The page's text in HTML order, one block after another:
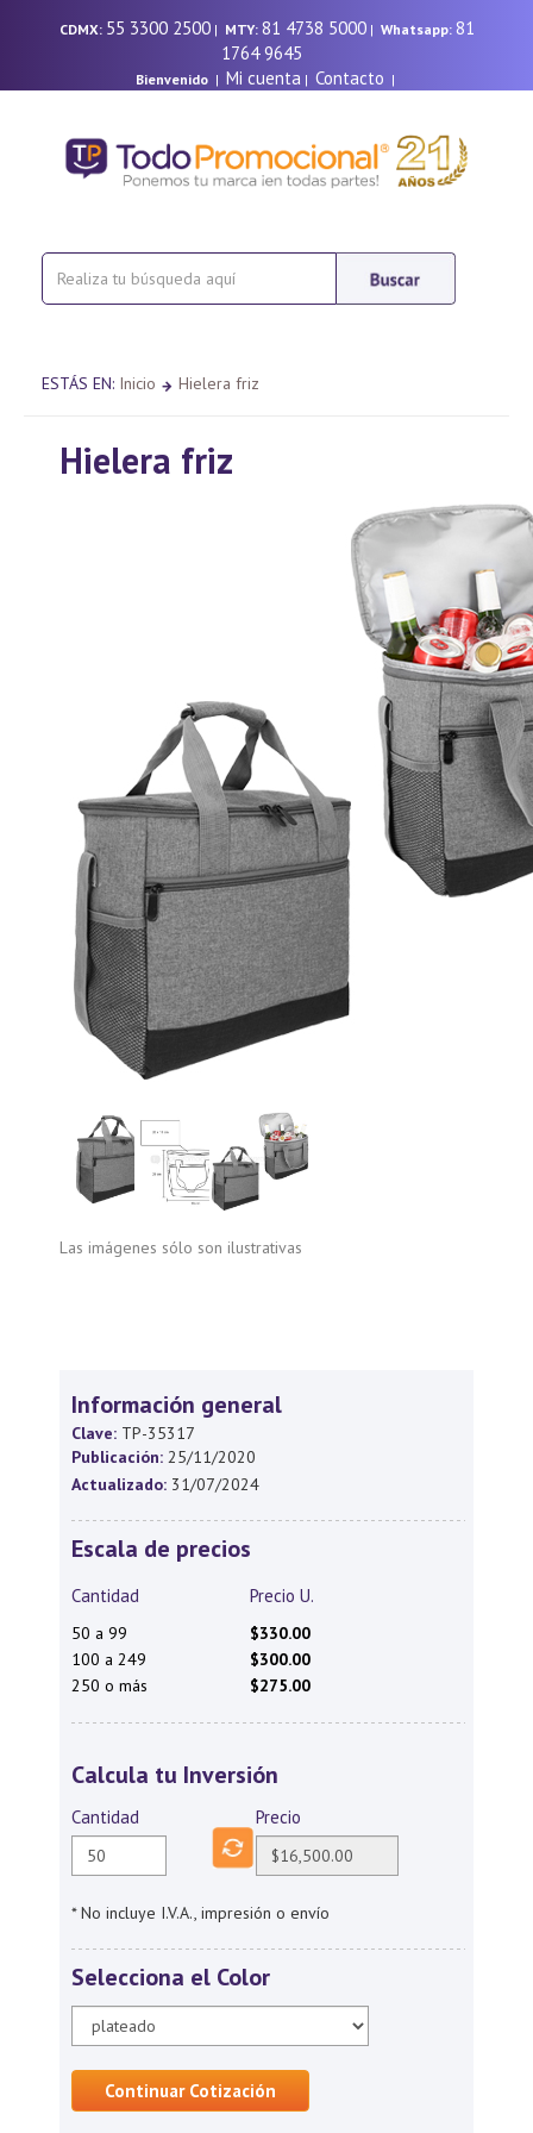
CDMX: 55 3300 2500| MTY: 81 4738 5000| Whatsapp: 81
1764 9645
Bienvenido| Mi cuenta | Contacto |
ESTÁS EN: Inicio Hielera friz
Hielera friz
Las imágenes sólo son ilustrativas
Información general
Clave: TP-35317
Publicación: 25/11/2020
Actualizado: 31/07/2024
Escala de precios
Cantidad Precio U.
50 a 99
$330.00
100 a 249
$300.00
250 o más
$275.00
Calcula tu Inversión
Cantidad Precio
* No incluye I.V.A., impresión o envío
Selecciona el Color
Continuar Cotización